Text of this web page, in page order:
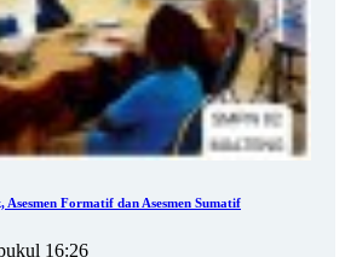
Asesmen Formatif dan Asesmen Sumatif
16:26